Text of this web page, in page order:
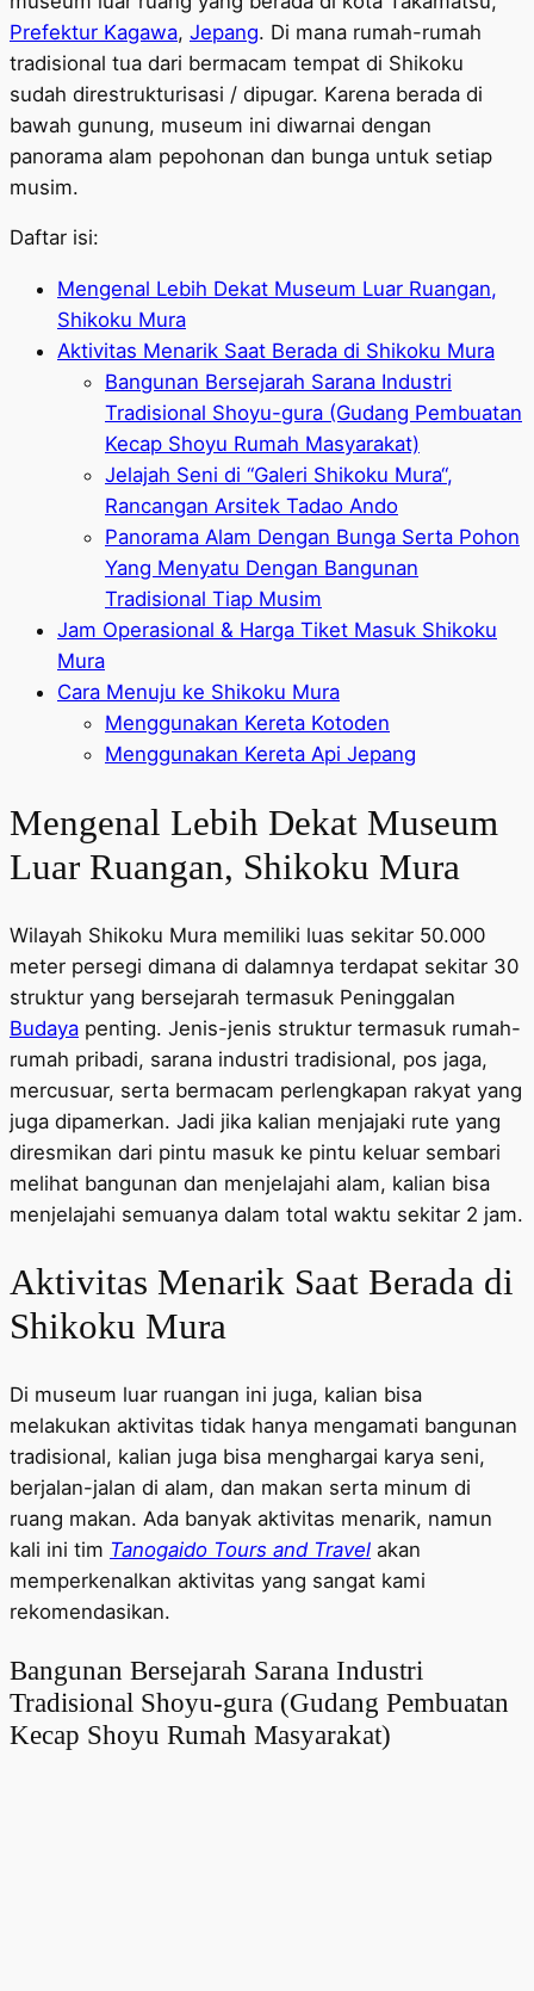
Prefektur Kagawa, Jepang. Di mana rumah-rumah
tradisional tua dari bermacam tempat di Shikoku
sudah direstrukturisasi / dipugar. Karena berada di
bawah gunung, museum ini diwarnai dengan
panorama alam pepohonan dan bunga untuk setiap
musim.
Daftar isi:
Mengenal Lebih Dekat Museum Luar Ruangan,
Shikoku Mura
Aktivitas Menarik Saat Berada di Shikoku Mura
Bangunan Bersejarah Sarana Industri
Tradisional Shoyu-gura (Gudang Pembuatan
Kecap Shoyu Rumah Masyarakat)
Jelajah Seni di “Galeri Shikoku Mura“,
Rancangan Arsitek Tadao Ando
Panorama Alam Dengan Bunga Serta Pohon
Yang Menyatu Dengan Bangunan
Tradisional Tiap Musim
Jam Operasional & Harga Tiket Masuk Shikoku
Mura
Cara Menuju ke Shikoku Mura
Menggunakan Kereta Kotoden
Menggunakan Kereta Api Jepang
Mengenal Lebih Dekat Museum
Luar Ruangan, Shikoku Mura
Wilayah Shikoku Mura memiliki luas sekitar 50.000
meter persegi dimana di dalamnya terdapat sekitar 30
struktur yang bersejarah termasuk Peninggalan
Budaya penting. Jenis-jenis struktur termasuk rumah-
rumah pribadi, sarana industri tradisional, pos jaga,
mercusuar, serta bermacam perlengkapan rakyat yang
juga dipamerkan. Jadi jika kalian menjajaki rute yang
diresmikan dari pintu masuk ke pintu keluar sembari
melihat bangunan dan menjelajahi alam, kalian bisa
menjelajahi semuanya dalam total waktu sekitar 2 jam.
Aktivitas Menarik Saat Berada di
Shikoku Mura
Di museum luar ruangan ini juga, kalian bisa
melakukan aktivitas tidak hanya mengamati bangunan
tradisional, kalian juga bisa menghargai karya seni,
berjalan-jalan di alam, dan makan serta minum di
ruang makan. Ada banyak aktivitas menarik, namun
kali ini tim Tanogaido Tours and Travel akan
memperkenalkan aktivitas yang sangat kami
rekomendasikan.
Bangunan Bersejarah Sarana Industri
Tradisional Shoyu-gura (Gudang Pembuatan
Kecap Shoyu Rumah Masyarakat)